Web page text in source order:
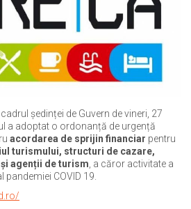
ședinței de Guvern de vineri, 27
a adoptat o ordonanță de urgență
acordarea de sprijin financiar pentru
turismului, structuri de cazare,
agenții de turism , a căror activitate a
COVID 19.